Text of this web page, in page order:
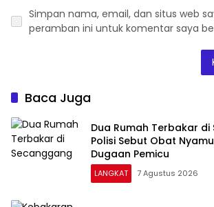
Simpan nama, email, dan situs web
peramban ini untuk komentar saya
Baca Juga
Dua Rumah Terbakar
Polisi Sebut Obat
Dugaan Pemicu
LANGKAT 7 Agustus 2026